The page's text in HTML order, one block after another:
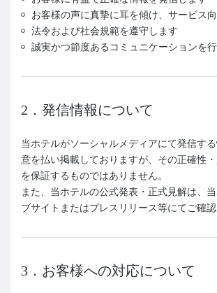
お客様の声に真摯に耳を傾け、サービス
法令および社会規範を遵守します
誠実かつ節度あるコミュニケーションを
2．発信情報について
当ホテルがソーシャルメディアにて発信す
意を払い掲載しておりますが、その正確性
を保証するものではありません。
また、当ホテルの公式発表・正式見解は、
ブサイトまたはプレスリリース等にてご確認
3．お客様への対応について